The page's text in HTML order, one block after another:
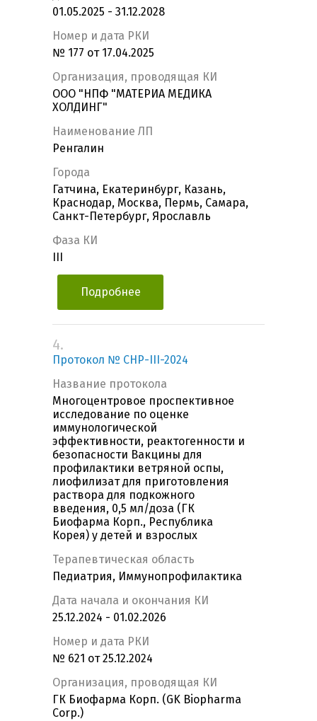
01.05.2025 - 31.12.2028
Номер и дата РКИ
№ 177 от 17.04.2025
Организация, проводящая КИ
ООО "НПФ "МАТЕРИА МЕДИКА
ХОЛДИНГ"
Наименование ЛП
Ренгалин
Города
Гатчина, Екатеринбург, Казань,
Краснодар, Москва, Пермь, Самара,
Санкт-Петербург, Ярославль
Фаза КИ
Подробнее
4.
Протокол № CHP-III-2024
Название протокола
Многоцентровое проспективное
исследование по оценке
иммунологической
эффективности, реактогенности и
безопасности Вакцины для
профилактики ветряной оспы,
лиофилизат для приготовления
раствора для подкожного
введения, 0,5 мл/доза (ГК
Биофарма Корп., Республика
Корея) у детей и взрослых
Терапевтическая область
Педиатрия, Иммунопрофилактика
Дата начала и окончания КИ
25.12.2024 - 01.02.2026
Номер и дата РКИ
№ 621 от 25.12.2024
Организация, проводящая КИ
ГК Биофарма Корп. (GK Biopharma
Corp.)